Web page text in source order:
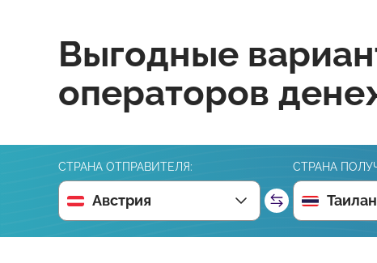
Выгодные
операторов
СТРАНА ОТПРАВИТЕЛЯ:
Австрия
СТРАНА